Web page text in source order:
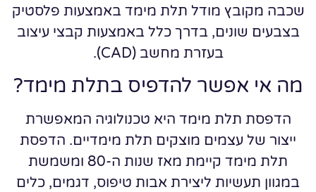
שכבה מקובץ מודל תלת מימד באמצעות פלסטיק
בצבעים שונים, בדרך כלל באמצעות קבצי עיצוב
בעזרת מחשב (CAD).
מה אי אפשר להדפיס בתלת מימד?
הדפסת תלת מימד היא טכנולוגיה המאפשרת
ייצור של עצמים מוצקים תלת מימדיים. הדפסת
תלת מימד קיימת מאז שנות ה-80 ומשמשת
במגוון תעשיות ליצירת אבות טיפוס, דגמים, כלים